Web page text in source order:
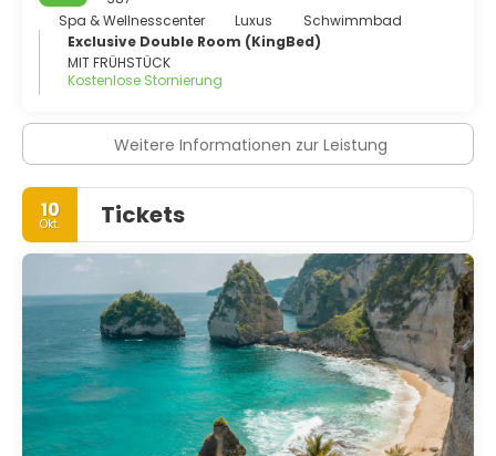
Spa & Wellnesscenter
Luxus
Schwimmbad
Exclusive Double Room (KingBed)
MIT FRÜHSTÜCK
Kostenlose Stornierung
Weitere Informationen zur Leistung
10
Okt. Tickets